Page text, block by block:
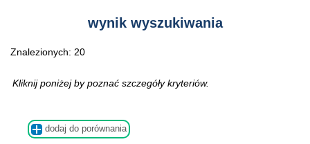
wynik wyszukiwania
Znalezionych: 20
Kliknij poniżej by poznać szczegóły kryteriów.
dodaj do porównania